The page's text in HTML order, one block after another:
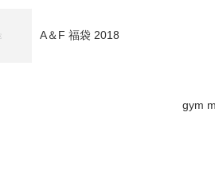
A＆F 福袋 2018
gym